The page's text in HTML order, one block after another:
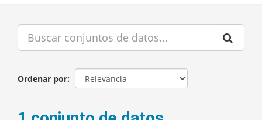
Ordenar por